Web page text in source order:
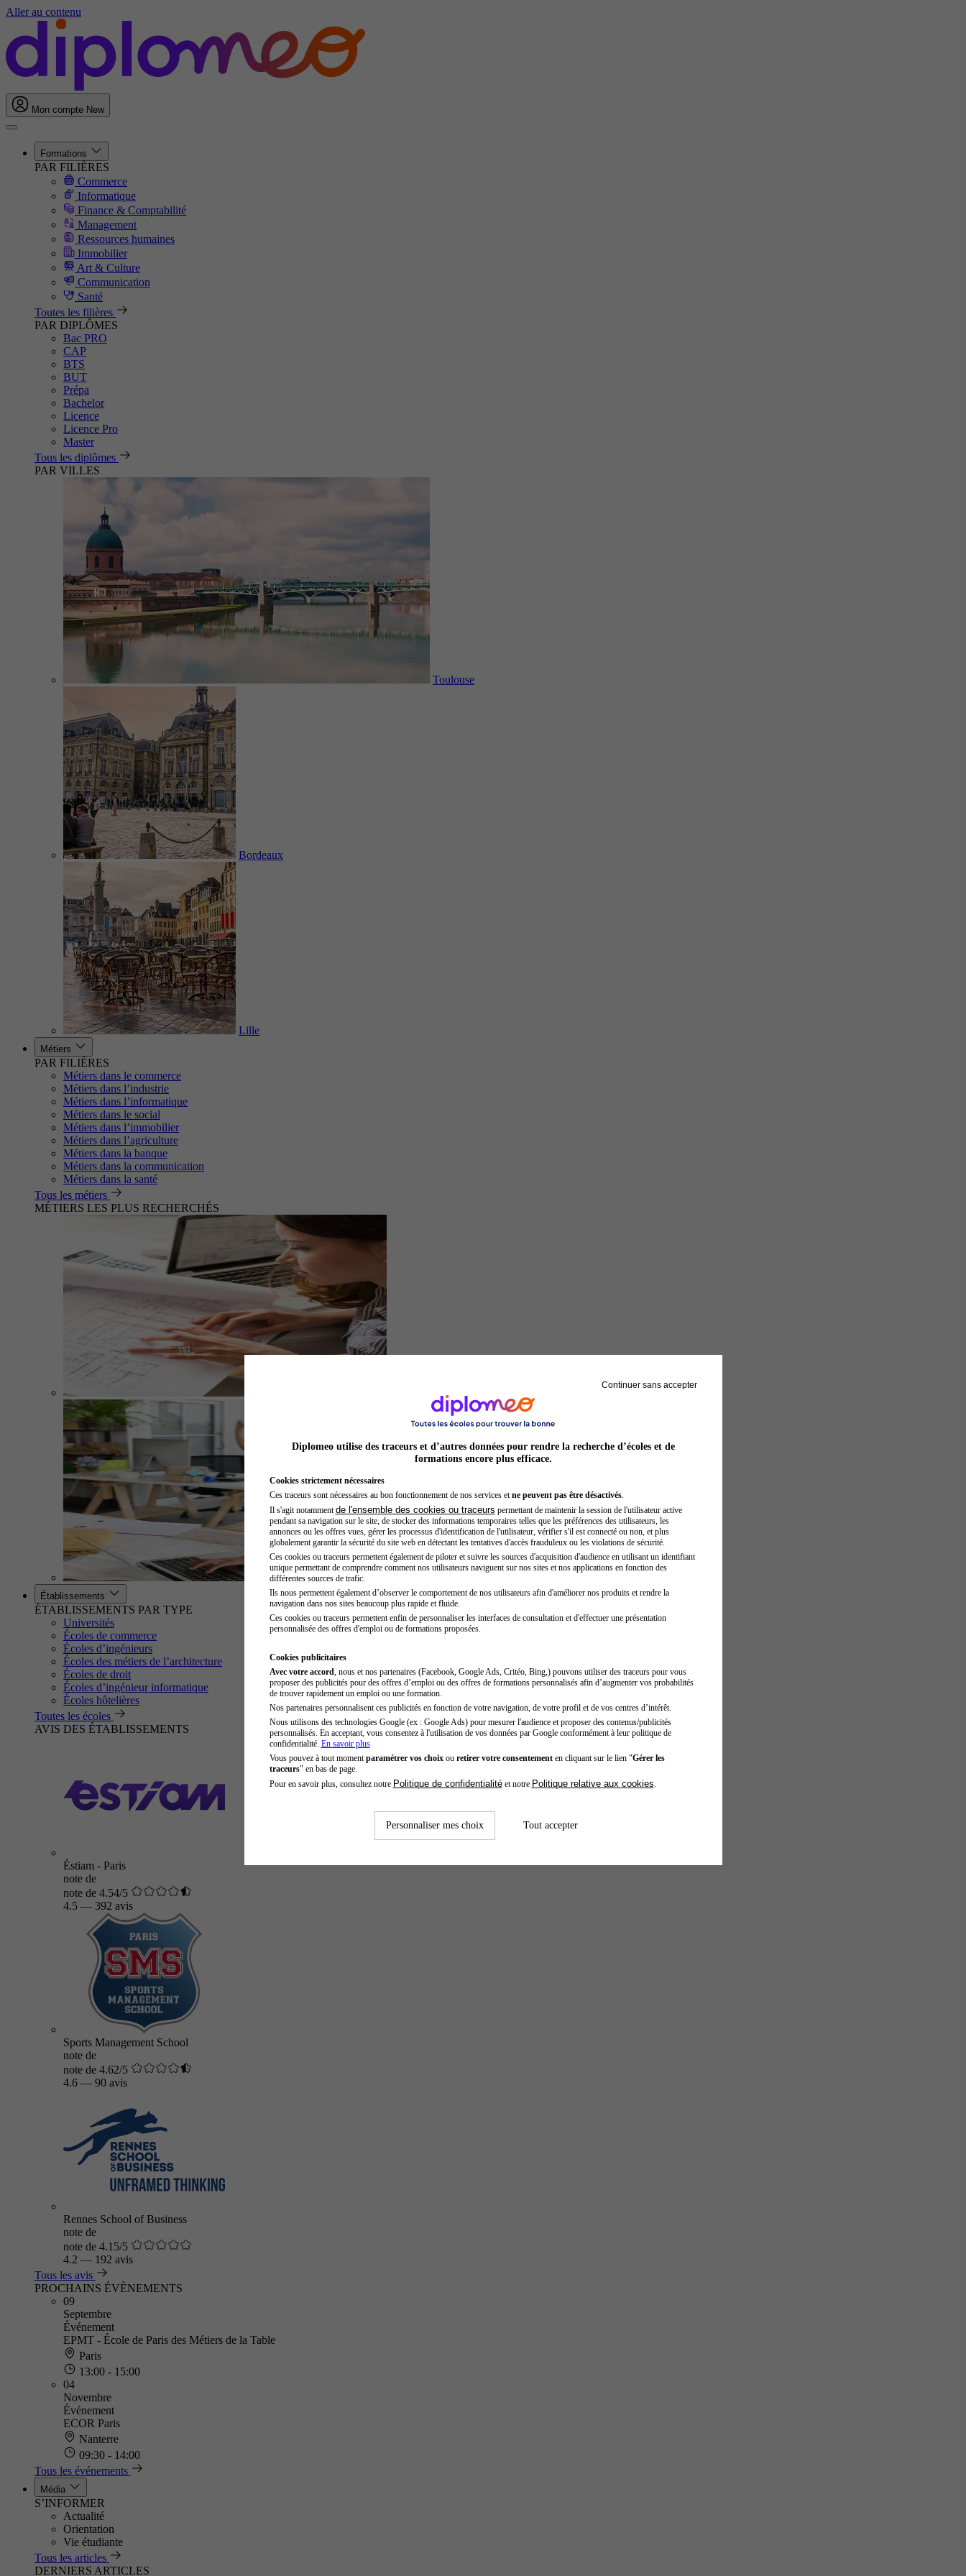
Aller au contenu
Mon compte New
Formations
PAR FILIÈRES
Commerce
Informatique
Finance & Comptabilité
Management
Ressources humaines
Immobilier
Art & Culture
Communication
Santé
Toutes les filières
PAR DIPLÔMES
Bac PRO
CAP
BTS
BUT
Prépa
Bachelor
Licence
Licence Pro
Master
Tous les diplômes
PAR VILLES
Toulouse
Bordeaux
Lille
Métiers
PAR FILIÈRES
Métiers dans le commerce
Métiers dans l’industrie
Métiers dans l’informatique
Métiers dans le social
Métiers dans l’immobilier
Métiers dans l’agriculture
Métiers dans la banque
Métiers dans la communication
Métiers dans la santé
Tous les métiers
MÉTIERS LES PLUS RECHERCHÉS
Établissements
ÉTABLISSEMENTS PAR TYPE
Universités
Écoles de commerce
Écoles d’ingénieurs
Écoles des métiers de l’architecture
Écoles de droit
Écoles d’ingénieur informatique
Écoles hôtelières
Toutes les écoles
AVIS DES ÉTABLISSEMENTS
Éstiam - Paris
note de
note de 4.54/5
4.5 — 392 avis
Sports Management School
note de
note de 4.62/5
4.6 — 90 avis
Rennes School of Business
note de
note de 4.15/5
4.2 — 192 avis
Tous les avis
PROCHAINS ÉVÈNEMENTS
09
Septembre
Événement
EPMT - École de Paris des Métiers de la Table
Paris
13:00 - 15:00
04
Novembre
Événement
ECOR Paris
Nanterre
09:30 - 14:00
Tous les événements
Média
S’INFORMER
Actualité
Orientation
Vie étudiante
Tous les articles
DERNIERS ARTICLES
Continuer sans accepter
Diplomeo utilise des traceurs et d’autres données pour rendre la recherche d’écoles et de
formations encore plus efficace.
Cookies strictement nécessaires
Ces traceurs sont nécessaires au bon fonctionnement de nos services et ne peuvent pas être désactivés.
Il s'agit notamment de l'ensemble des cookies ou traceurs permettant de maintenir la session de l'utilisateur active
pendant sa navigation sur le site, de stocker des informations temporaires telles que les préférences des utilisateurs, les
annonces ou les offres vues, gérer les processus d'identification de l'utilisateur, vérifier s'il est connecté ou non, et plus
globalement garantir la sécurité du site web en détectant les tentatives d'accès frauduleux ou les violations de sécurité.
Ces cookies ou traceurs permettent également de piloter et suivre les sources d'acquisition d'audience en utilisant un identifiant
unique permettant de comprendre comment nos utilisateurs naviguent sur nos sites et nos applications en fonction des
différentes sources de trafic.
Ils nous permettent également d’observer le comportement de nos utilisateurs afin d'améliorer nos produits et rendre la
navigation dans nos sites beaucoup plus rapide et fluide.
Ces cookies ou traceurs permettent enfin de personnaliser les interfaces de consultation et d'effectuer une présentation
personnalisée des offres d'emploi ou de formations proposées.
Cookies publicitaires
Avec votre accord , nous et nos partenaires (Facebook, Google Ads, Critéo, Bing,) pouvons utiliser des traceurs pour vous
proposer des publicités pour des offres d’emploi ou des offres de formations personnalisés afin d’augmenter vos probabilités
de trouver rapidement un emploi ou une formation.
Nos partenaires personnalisent ces publicités en fonction de votre navigation, de votre profil et de vos centres d’intérêt.
Nous utilisons des technologies Google (ex : Google Ads) pour mesurer l'audience et proposer des contenus/publicités
personnalisés. En acceptant, vous consentez à l'utilisation de vos données par Google conformément à leur politique de
confidentialité. En savoir plus
Vous pouvez à tout moment paramétrer vos choixou retirer votre consentementen cliquant sur le lien "Gérer les
traceurs" en bas de page.
Pour en savoir plus, consultez notre Politique de confidentialitéet notre Politique relative aux cookies
Personnaliser mes choix Tout accepter